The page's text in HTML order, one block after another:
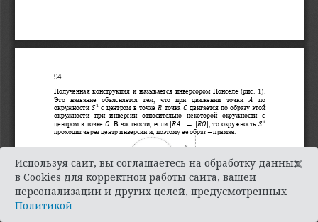
Используя сайт, вы соглашаетесь на обработку данных
в Cookies для корректной работы сайта, вашей
персонализации и других целей, предусмотренных
Политикой
×